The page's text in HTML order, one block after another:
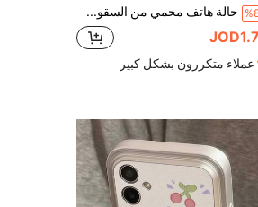
حالة هاتف محمي من السقوط من مادة TPU ناعمة ذات لون أحادي بتصميم بسيط، متوافقة مع هواتف آيفون 16 15 14 13 12 11 برو ماكس بلس X XS XR، مع سلسلة كرة ملونة وحزام معصم مزين بالزهور والخرز كهدية عيد ربيع
عملاء متكررون بشكل كبير